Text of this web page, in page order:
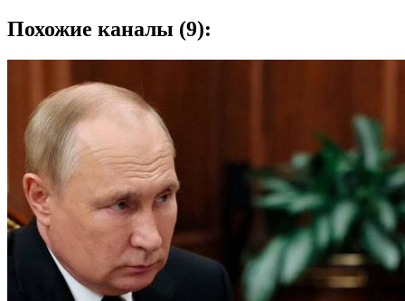
Похожие каналы (9):